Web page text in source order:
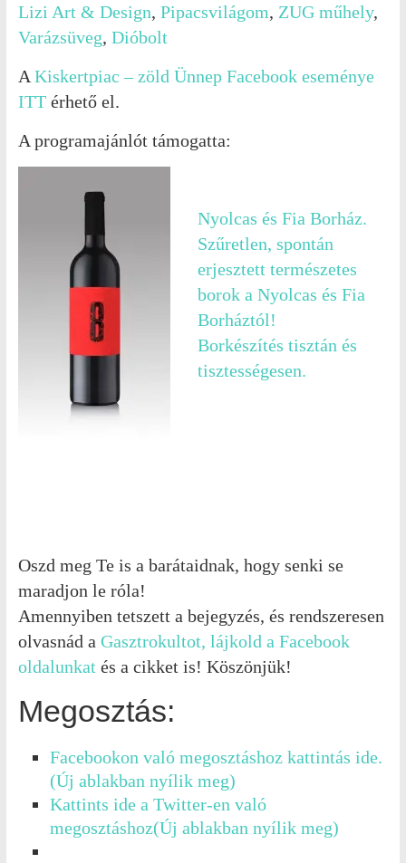
Lizi Art & Design, Pipacsvilágom, ZUG műhely,
Varázsüveg, Dióbolt
A Kiskertpiac – zöld Ünnep Facebook eseménye
ITTérhető el.
A programajánlót támogatta:
Nyolcas és Fia Borház.
Szűretlen, spontán
erjesztett természetes
borok a Nyolcas és Fia
Borháztól!
Borkészítés tisztán és
tisztességesen.
Oszd meg Te is a barátaidnak, hogy senki se
maradjon le róla!
Amennyiben tetszett a bejegyzés, és rendszeresen
olvasnád a Gasztrokultot, lájkold a Facebook
oldalunkat és a cikket is! Köszönjük!
Megosztás:
Facebookon való megosztáshoz kattintás ide.
(Új ablakban nyílik meg)
Kattints ide a Twitter-en való
megosztáshoz(Új ablakban nyílik meg)